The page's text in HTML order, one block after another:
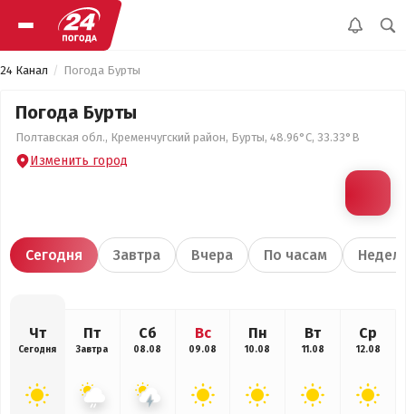
24 Канал Погода Бурты
Погода Бурты
Полтавская обл., Кременчугский район, Бурты, 48.96°С, 33.33°В
Изменить город
Сегодня Завтра Вчера По часам
Чт
Сегодня
Пт
Завтра
Сб
08.08
Вс
09.08
Пн
10.08
Вт
11.08
Ср
12.08